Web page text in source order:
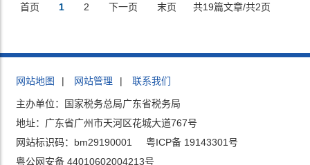
首页 1 2 下一页 末页 共19篇文章/共2页
网站地图 | 网站管理 | 联系我们
主办单位：国家税务总局广东省税务局
地址：广东省广州市天河区花城大道767号
网站标识码：bm29190001
粤ICP备 19143301号
粤公网安备 44010602004213号